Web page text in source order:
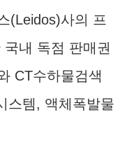
(Leidos)사의 프
내 독점 판매권
CT수하물검색
스템, 액체폭발물